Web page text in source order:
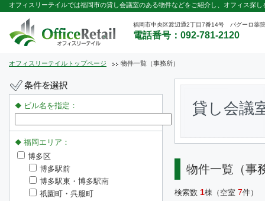
オフィスリーテイルでは福岡市の貸し会議室のある物件などをご紹介し、オフィス探
福岡市中央区渡辺通2丁目7番14号 パグーロ薬
電話番号：092-781-2120
オフィスリーテイルトップページ 物件一覧（事務所）
貸し会議
物件一覧（事
検索数 1棟（空室 7件）
ビル名を指定：
福岡エリア：
博多区
博多駅前
博多駅東・博多駅南
祇園町・呉服町